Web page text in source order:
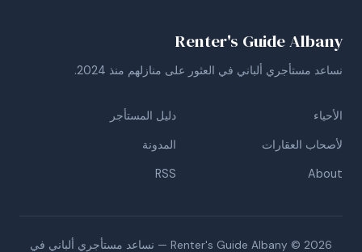
Renter's Guide Albany
نساعد مستأجري ألباني في العثور على منازلهم منذ 2024.
الأحياء
دليل المستأجر
لأصحاب العقارات
المدونة
About
RSS
Renter's Guide Albany © 2026 — نساعد مستأجري ألباني في